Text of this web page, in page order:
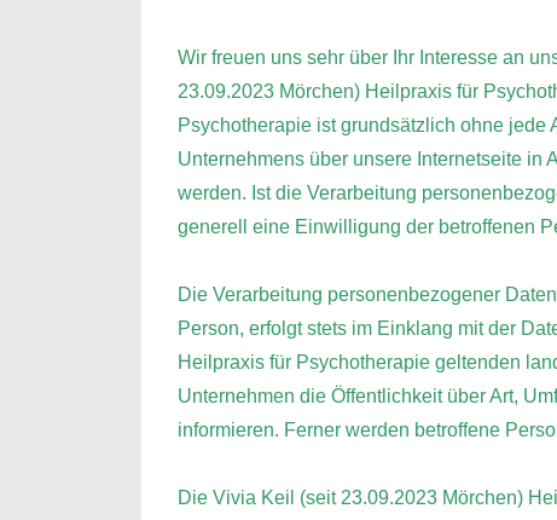
Wir freuen uns sehr über Ihr Interesse an
23.09.2023 Mörchen) Heilpraxis für
Psychotherapie ist grundsätzlich ohne
Unternehmens über unsere Internetseite in
werden. Ist die Verarbeitung
generell eine Einwilligung der betroffenen
Die Verarbeitung personenbezogener
Person, erfolgt stets im Einklang mit der
Heilpraxis für Psychotherapie geltenden
Unternehmen die Öffentlichkeit über Art,
informieren. Ferner werden betroffene
Die Vivia Keil (seit 23.09.2023 Mörchen)